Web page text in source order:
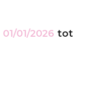
01/01/2026 tot